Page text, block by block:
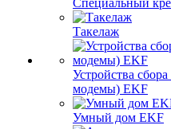
Специальный
Такелаж
Устройства
модемы) EKF
Умный дом EKF